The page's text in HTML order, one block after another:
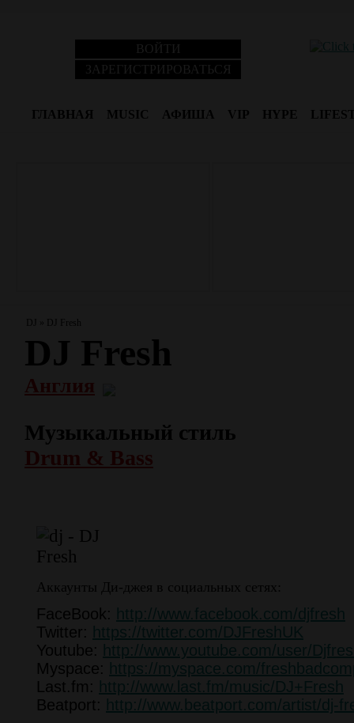
ВОЙТИ
ЗАРЕГИСТРИРОВАТЬСЯ
ГЛАВНАЯ MUSIC АФИША VIP HYPE
DJ » DJ Fresh
DJ Fresh
Англия
Музыкальный стиль
Drum & Bass
Аккаунты Ди-джея в социальных сетях:
FaceBook:
http://www.facebook.com/djfresh
Twitter:
https://twitter.com/DJFreshUK
Youtube:
http://www.youtube.com/user/
Myspace:
https://myspace.com/
Last.fm:
http://www.last.fm/music/DJ+Fresh
Beatport:
http://www.beatport.com/artist/dj-